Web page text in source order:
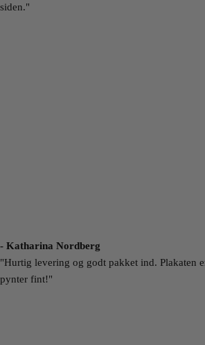
siden."
- Katharina Nordberg
"Hurtig levering og godt pakket ind. Plakaten
pynter fint!"